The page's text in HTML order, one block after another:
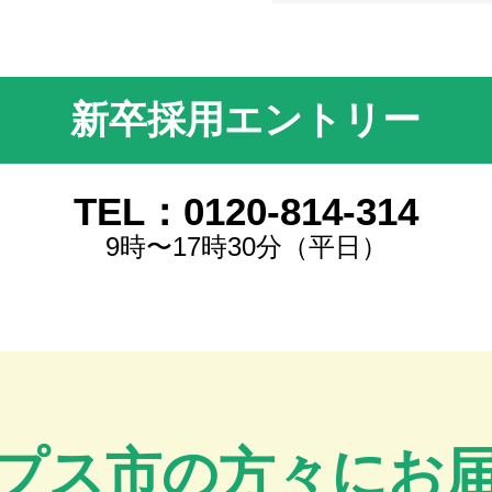
新卒採用エントリー
TEL：0120-814-314
9時〜17時30分（平日）
ス市の方々にお